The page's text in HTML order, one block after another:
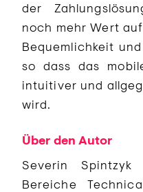
der
noch mehr Wert
Bequemlichkeit
so dass das
intuitiver und
wird.
Über den Autor
Severin
Bereiche